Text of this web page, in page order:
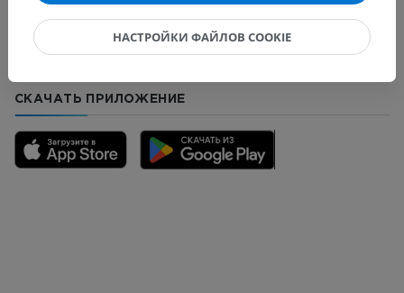
Сообщить об ошибке
СКАЧАТЬ ПРИЛОЖЕНИЕ
НАСТРОЙКИ ФАЙЛОВ COOKIE